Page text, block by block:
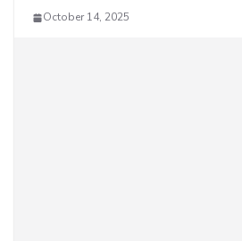
October 14, 2025